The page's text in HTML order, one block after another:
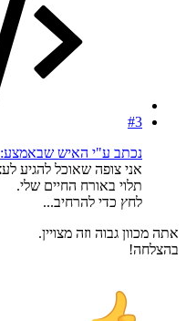
#3
נכתב ע"י האיש שבאמצע:
תלוי באורח החיים שלי.
לחץ כדי להרחיב...
אתה מכוון גבוה וזה מצויין.
בהצלחה!